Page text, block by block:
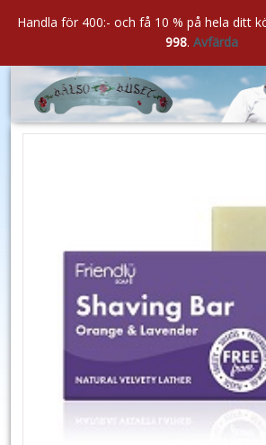
Handla för 400:- och få 10 % på hela ditt
998. Avfärda